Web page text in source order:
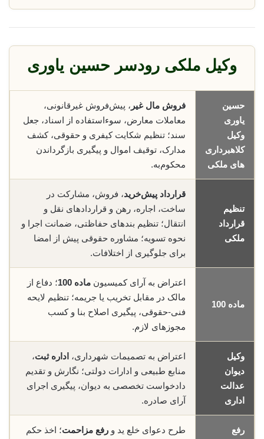
وکیل ملکی رودسر حسین یاوری
حسین
یاوری
وکیل
کلاهبرداری
های ملکی
فروش مال غیر ، پیش‌فروش غیرقانونی،
معاملات معارض، سوء‌استفاده از اسناد، جعل
سند؛ تنظیم شکایت کیفری و حقوقی، کشف
مدارک، توقیف اموال و پیگیری بازگرداندن
محکوم‌به.
تنظیم
قرارداد
ملکی
قرارداد پیش‌خرید، فروش، مشارکت در
ساخت، اجاره، رهن و قراردادهای نقل و
انتقال؛ تنظیم بندهای حفاظتی، ضمانت اجرا و
نحوه تسویه؛ مشاوره حقوقی پیش از امضا
برای جلوگیری از اختلافات.
ماده 100
اعتراض به آرای کمیسیون ماده 100
؛ دفاع از
مالک در مقابل تخریب یا جریمه؛ تنظیم لایحه
فنی-حقوقی، پیگیری اصلاح بنا و کسب
مجوزهای لازم.
وکیل
دیوان
عدالت
اداری
اعتراض به تصمیمات شهرداری، اداره ثبت،
منابع طبیعی و ادارات دولتی؛ نگارش و تقدیم
دادخواست تخصصی به دیوان، پیگیری اجرای
آرای صادره.
رفع
طرح دعوای خلع ید و رفع مزاحمت؛ اخذ حکم